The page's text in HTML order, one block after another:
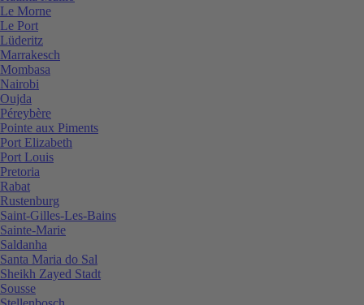
Le Morne
Le Port
Lüderitz
Marrakesch
Mombasa
Nairobi
Oujda
Péreybère
Pointe aux Piments
Port Elizabeth
Port Louis
Pretoria
Rabat
Rustenburg
Saint-Gilles-Les-Bains
Sainte-Marie
Saldanha
Santa Maria do Sal
Sheikh Zayed Stadt
Sousse